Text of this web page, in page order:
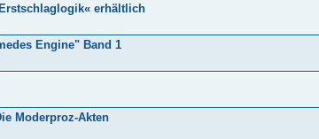
erhältlich
Engine" Band 1
Moderproz-Akten